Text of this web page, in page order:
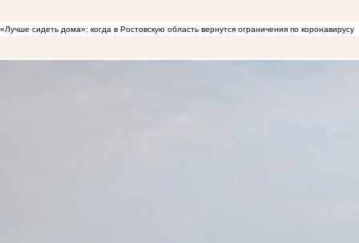
«Лучше сидеть дома»: когда в Ростовскую область вернутся ограничения по коронавирусу